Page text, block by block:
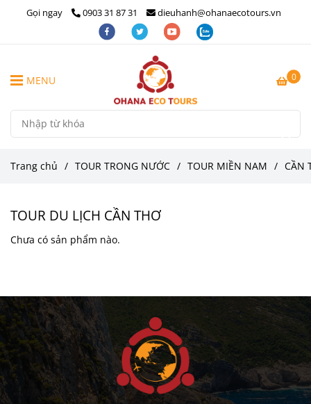
Gọi ngay 0903 31 87 31 dieuhanh@ohanaecotours.vn
0
MENU
Trang chủ / TOUR TRONG NƯỚC / TOUR MIỀN NAM / CẦN
TOUR DU LỊCH CẦN THƠ
Chưa có sản phẩm nào.